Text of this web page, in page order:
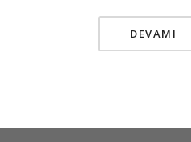
DEVAMI